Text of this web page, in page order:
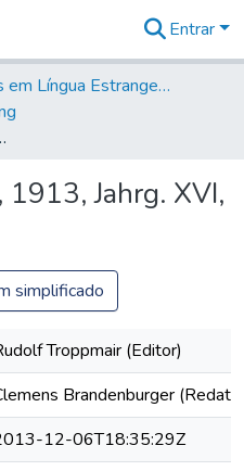
na
Entrar
Jornais em Língua Estrangeira
XVI, nr. 085
Jahrg. XVI,
simplificado
Troppmair (Editor)
Brandenburger
12-06T18:35:29Z